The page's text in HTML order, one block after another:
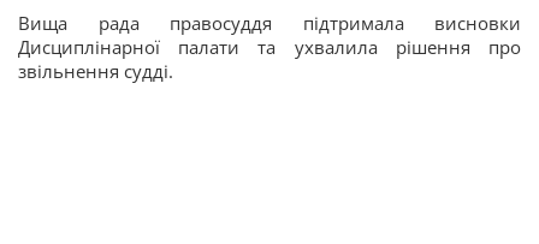
Вища рада правосуддя підтримала висновки
Дисциплінарної палати та ухвалила рішення про
звільнення судді.